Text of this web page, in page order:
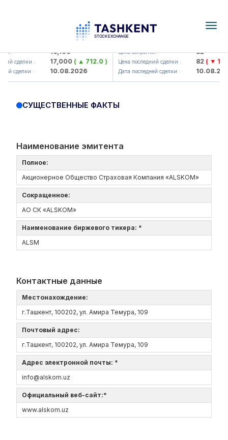
: 16,100
сделки : 17,000( ▲ 712.0 )
сделки : 10.08.2026
KFSK (<Kafolat sug'urta
Цена закрытия : 82
Цена последний сделки : 82( ▼ 1.91
Дата последней сделки :
СУЩЕСТВЕННЫЕ ФАКТЫ
Наименование эмитента
Полное:
Акционерное Общество Страховая Компания «ALSKOM»
Сокращенное:
АО СК «ALSKOM»
Наименование биржевого тикера: *
ALSM
Контактные данные
Местонахождение:
г.Ташкент, 100202, ул. Амира Темура, 109
Почтовый адрес:
г.Ташкент, 100202, ул. Амира Темура, 109
Адрес электронной почты: *
info@alskom.uz
Официальный веб-сайт:*
www.alskom.uz